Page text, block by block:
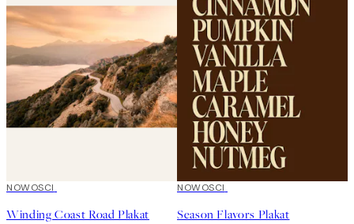
NOWOSCI
Winding Coast Road Plakat
NOWOSCI
Season Flavors Plakat